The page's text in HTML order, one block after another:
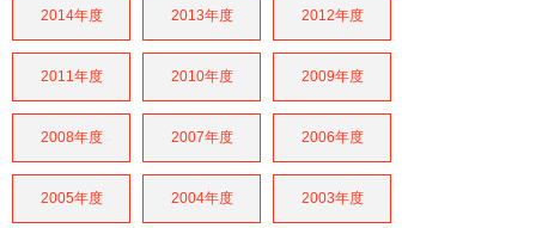
2014年度 2013年度 2012年度
2011年度 2010年度 2009年度
2008年度 2007年度 2006年度
2005年度 2004年度 2003年度